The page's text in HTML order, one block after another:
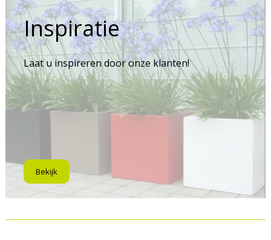
Inspiratie
Laat u inspireren door onze klanten!
Bekijk